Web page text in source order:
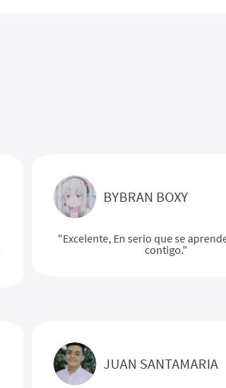
BYBRAN BOXY
"Excelente, En serio que se
contigo."
JUAN SANTAMARIA